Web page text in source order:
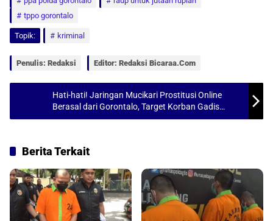
A
p
p
k
e
tppo gorontalo
Topik: kriminal
Penulis: Redaksi Editor: Redaksi Bicaraa.com
Hati-hati! Jaringan Mucikari Prostitusi Online
Berasal dari Gorontalo, Target Korban Gadis
Remaja
Berita Terkait